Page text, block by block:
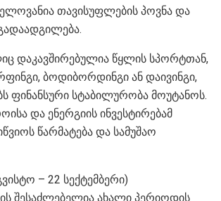
თავისუფლების პოვნა და
დაკავშირებულია წყლის სპორტთან,
ბოდიბორდინგი ან დაივინგი,
ფინანსური სტაბილურობა მოუტანოს.
და ენერგიის ინვესტირებამ
წარმატება და სამუშაო
– 22 სექტემბერი)
შესაძლებელია ახალი პერიოდის